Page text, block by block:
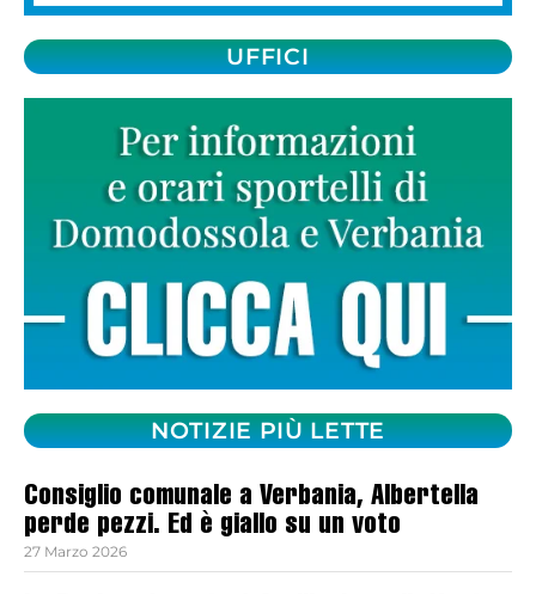
UFFICI
NOTIZIE PIÙ LETTE
Consiglio comunale a Verbania, Albertella
perde pezzi. Ed è giallo su un voto
27 Marzo 2026